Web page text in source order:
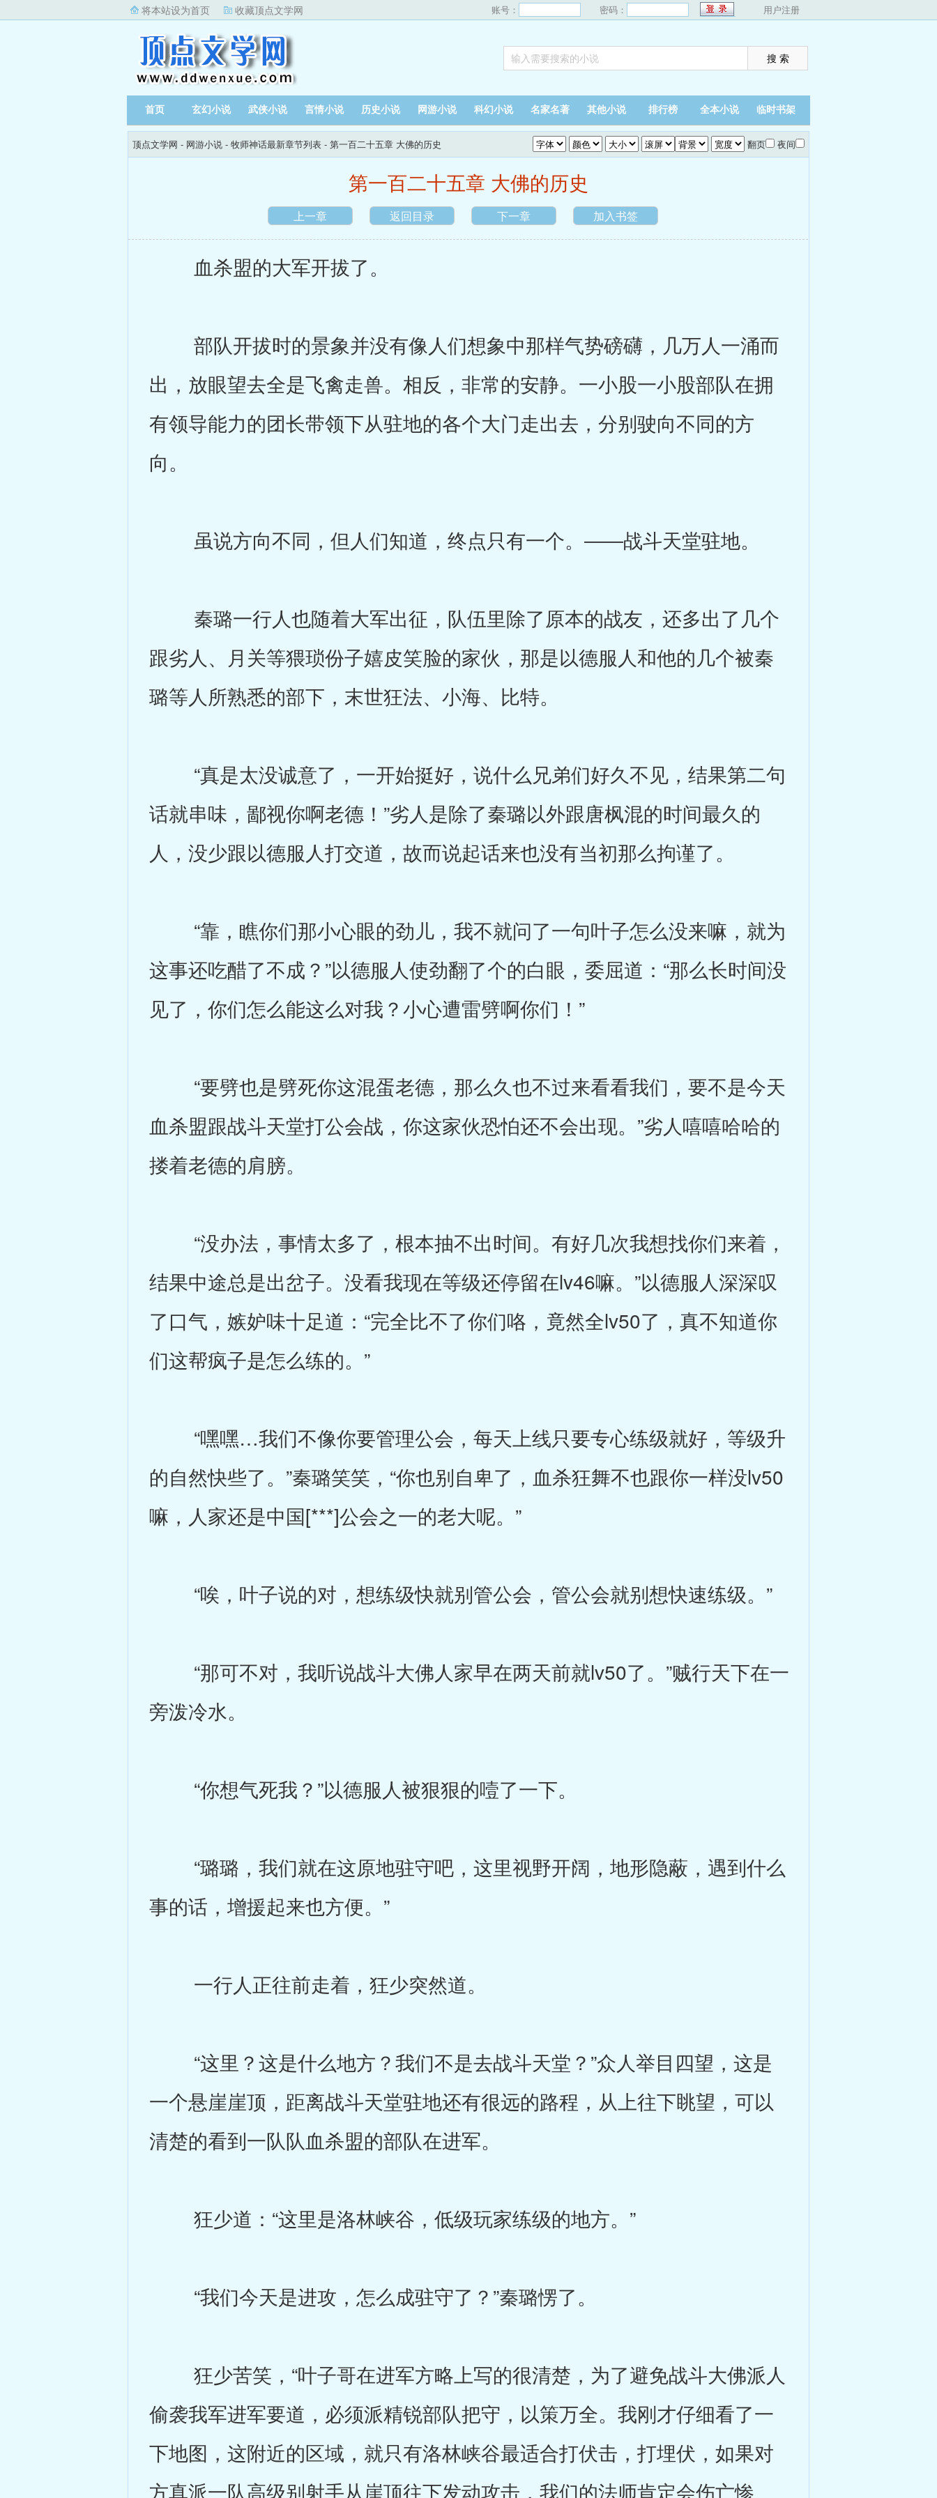
将本站设为首页 收藏顶点文学网 账号： 密码： 用户注册
首页 玄幻小说 武侠小说 言情小说 历史小说 网游小说 科幻小说 名家名著 其他小说 排行榜 全本小说 临时书架
顶点文学网 - 网游小说 - 牧师神话最新章节列表 - 第一百二十五章 大佛的历史 翻页 夜间
第一百二十五章 大佛的历史
上一章 返回目录 下一章 加入书签
血杀盟的大军开拔了。
部队开拔时的景象并没有像人们想象中那样气势磅礴，几万人一涌而
出，放眼望去全是飞禽走兽。相反，非常的安静。一小股一小股部队在拥
有领导能力的团长带领下从驻地的各个大门走出去，分别驶向不同的方
向。
虽说方向不同，但人们知道，终点只有一个。――战斗天堂驻地。
秦璐一行人也随着大军出征，队伍里除了原本的战友，还多出了几个
跟劣人、月关等猥琐份子嬉皮笑脸的家伙，那是以德服人和他的几个被秦
璐等人所熟悉的部下，末世狂法、小海、比特。
“真是太没诚意了，一开始挺好，说什么兄弟们好久不见，结果第二句
话就串味，鄙视你啊老德！”劣人是除了秦璐以外跟唐枫混的时间最久的
人，没少跟以德服人打交道，故而说起话来也没有当初那么拘谨了。
“靠，瞧你们那小心眼的劲儿，我不就问了一句叶子怎么没来嘛，就为
这事还吃醋了不成？”以德服人使劲翻了个的白眼，委屈道：“那么长时间没
见了，你们怎么能这么对我？小心遭雷劈啊你们！”
“要劈也是劈死你这混蛋老德，那么久也不过来看看我们，要不是今天
血杀盟跟战斗天堂打公会战，你这家伙恐怕还不会出现。”劣人嘻嘻哈哈的
搂着老德的肩膀。
“没办法，事情太多了，根本抽不出时间。有好几次我想找你们来着，
结果中途总是出岔子。没看我现在等级还停留在lv46嘛。”以德服人深深叹
了口气，嫉妒味十足道：“完全比不了你们咯，竟然全lv50了，真不知道你
们这帮疯子是怎么练的。”
“嘿嘿…我们不像你要管理公会，每天上线只要专心练级就好，等级升
的自然快些了。”秦璐笑笑，“你也别自卑了，血杀狂舞不也跟你一样没lv50
嘛，人家还是中国[***]公会之一的老大呢。”
“唉，叶子说的对，想练级快就别管公会，管公会就别想快速练级。”
“那可不对，我听说战斗大佛人家早在两天前就lv50了。”贼行天下在一
旁泼冷水。
“你想气死我？”以德服人被狠狠的噎了一下。
“璐璐，我们就在这原地驻守吧，这里视野开阔，地形隐蔽，遇到什么
事的话，增援起来也方便。”
一行人正往前走着，狂少突然道。
“这里？这是什么地方？我们不是去战斗天堂？”众人举目四望，这是
一个悬崖崖顶，距离战斗天堂驻地还有很远的路程，从上往下眺望，可以
清楚的看到一队队血杀盟的部队在进军。
狂少道：“这里是洛林峡谷，低级玩家练级的地方。”
“我们今天是进攻，怎么成驻守了？”秦璐愣了。
狂少苦笑，“叶子哥在进军方略上写的很清楚，为了避免战斗大佛派人
偷袭我军进军要道，必须派精锐部队把守，以策万全。我刚才仔细看了一
下地图，这附近的区域，就只有洛林峡谷最适合打伏击，打埋伏，如果对
方真派一队高级别射手从崖顶往下发动攻击，我们的法师肯定会伤亡惨